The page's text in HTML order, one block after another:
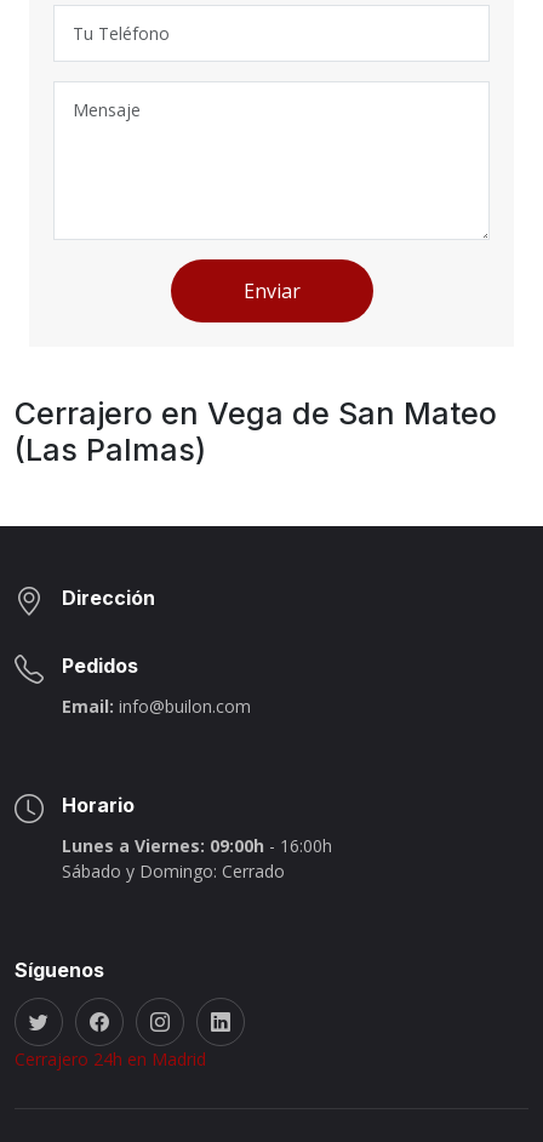
Enviar
Cerrajero en Vega de San Mateo
(Las Palmas)
Dirección
Pedidos
Email: info@builon.com
Horario
Lunes a Viernes: 09:00h - 16:00h
Sábado y Domingo: Cerrado
Síguenos
Cerrajero 24h en Madrid